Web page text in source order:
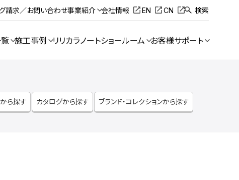
グ請求／お問い合わせ事業紹介 会社情報 EN CN 検索
施工事例 リリカラノートショールーム お客様サポート
ら探す カタログから探す ブランド・コレクションから探す